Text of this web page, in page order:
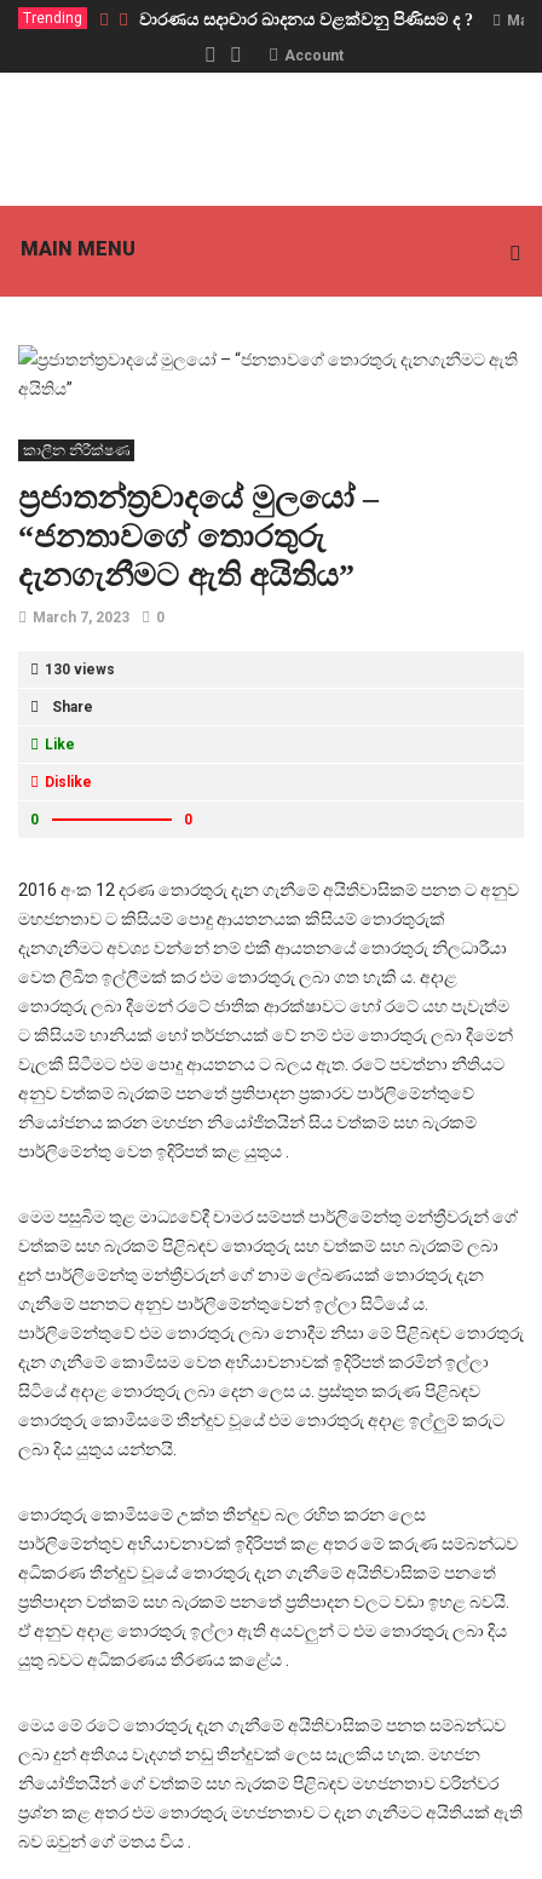
Trending වාරණය සදාචාර ඛාදනය වළක්වනු පිණිසම ද ?
Account
MAIN MENU
කාලීන නිරීක්ෂණ
ප්‍රජාතන්ත්‍රවාදයේ මුලයෝ –
“ජනතාවගේ තොරතුරු
දැනගැනීමට ඇති අයිතිය”
March 7, 2023 0
130 views
Share
Like
Dislike
0 0
2016 අංක 12 දරණ තොරතුරු දැන ගැනීමේ අයිතිවාසිකම් පනත ට අනුව
මහජනතාව ට කිසියම් පොදු ආයතනයක කිසියම් තොරතුරුක්
දැනගැනීමට අවශ්‍ය වන්නේ නම් එකී ආයතනයේ තොරතුරු නිලධාරීයා
වෙත ලිඛිත ඉල්ලීමක් කර එම තොරතුරු ලබා ගත හැකි ය. අදාළ
තොරතුරු ලබා දීමෙන් රටේ ජාතික ආරක්ෂාවට හෝ රටේ යහ පැවැත්ම
ට කිසියම් හානියක් හෝ තර්ජනයක් වේ නම් එම තොරතුරු ලබා දීමෙන්
වැලකී සිටීමට එම පොදු ආයතනය ට බලය ඇත. රටේ පවත්නා නීතියට
අනුව වත්කම් බැරකම් පනතේ ප්‍රතිපාදන ප්‍රකාරව පාර්ලිමේන්තුවේ
නියෝජනය කරන මහජන නියෝජිතයින් සිය වත්කම් සහ බැරකම්
පාර්ලිමේන්තු වෙත ඉදිරිපත් කළ යුතුය .
මෙම පසුබිම තුළ මාධ්‍යවේදී චාමර සම්පත් පාර්ලිමේන්තු මන්ත්‍රීවරුන් ගේ
වත්කම් සහ බැරකම් පිළිබඳව තොරතුරු සහ වත්කම් සහ බැරකම් ලබා
දුන් පාර්ලිමේන්තු මන්ත්‍රීවරුන් ගේ නාම ලේඛණයක් තොරතුරු දැන
ගැනීමේ පනතට අනුව පාර්ලිමේන්තුවෙන් ඉල්ලා සිටියේ ය.
පාර්ලිමේන්තුවේ එම තොරතුරු ලබා නොදීම නිසා මේ පිළිබඳව තොරතුරු
දැන ගැනීමේ කොමිසම වෙත අභියාචනාවක් ඉදිරිපත් කරමින් ඉල්ලා
සිටියේ අදාළ තොරතුරු ලබා දෙන ලෙස ය. ප්‍රස්තුත කරුණ පිළිබඳව
තොරතුරු කොමිසමේ තීන්දුව වූයේ එම තොරතුරු අදාළ ඉල්ලුම් කරුට
ලබා දිය යුතුය යන්නයි.
තොරතුරු කොමිසමේ උක්ත තීන්දුව බල රහිත කරන ලෙස
පාර්ලිමේන්තුව අභියාචනාවක් ඉදිරිපත් කළ අතර මේ කරුණ සම්බන්ධව
අධිකරණ තීන්දුව වූයේ තොරතුරු දැන ගැනීමේ අයිතිවාසිකම් පනතේ
ප්‍රතිපාදන වත්කම් සහ බැරකම් පනතේ ප්‍රතිපාදන වලට වඩා ඉහළ බවයි.
ඒ අනුව අදාළ තොරතුරු ඉල්ලා ඇති අයවලුන් ට එම තොරතුරු ලබා දිය
යුතු බවට අධිකරණය තීරණය කළේය .
මෙය මේ රටේ තොරතුරු දැන ගැනීමේ අයිතිවාසිකම් පනත සම්බන්ධව
ලබා දුන් අතිශය වැදගත් නඩු තීන්දුවක් ලෙස සැලකිය හැක. මහජන
නියෝජිතයින් ගේ වත්කම් සහ බැරකම් පිළිබඳව මහජනතාව වරින්වර
ප්‍රශ්න කළ අතර එම තොරතුරු මහජනතාව ට දැන ගැනීමට අයිතියක් ඇති
බව ඔවුන් ගේ මතය විය .